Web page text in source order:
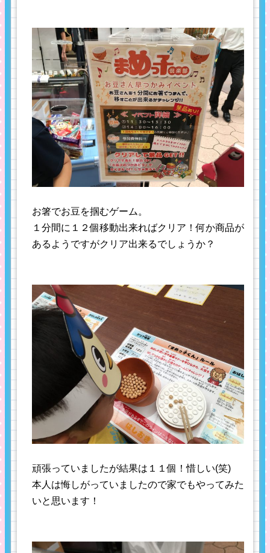
お箸でお豆を掴むゲーム。
１分間に１２個移動出来ればクリア！何か商品が
あるようですがクリア出来るでしょうか？
頑張っていましたが結果は１１個！惜しい(笑)
本人は悔しがっていましたので家でもやってみた
いと思います！